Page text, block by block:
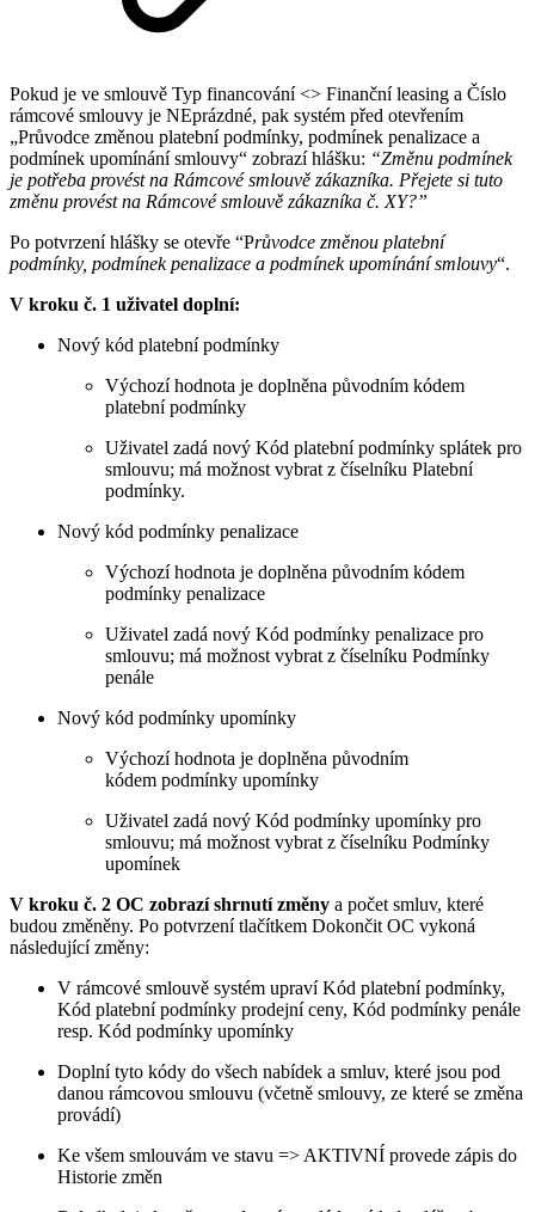
Pokud je ve smlouvě Typ financování <> Finanční leasing a Číslo
rámcové smlouvy je NEprázdné, pak systém před otevřením
„Průvodce změnou platební podmínky, podmínek penalizace a
podmínek upomínání smlouvy“ zobrazí hlášku: “Změnu podmínek
je potřeba provést na Rámcové smlouvě zákazníka. Přejete si tuto
změnu provést na Rámcové smlouvě zákazníka č. XY?”
Po potvrzení hlášky se otevře “Průvodce změnou platební
podmínky, podmínek penalizace a podmínek upomínání smlouvy“.
V kroku č. 1 uživatel doplní:
Nový kód platební podmínky
Výchozí hodnota je doplněna původním kódem
platební podmínky
Uživatel zadá nový Kód platební podmínky splátek pro
smlouvu; má možnost vybrat z číselníku Platební
podmínky.
Nový kód podmínky penalizace
Výchozí hodnota je doplněna původním kódem
podmínky penalizace
Uživatel zadá nový Kód podmínky penalizace pro
smlouvu; má možnost vybrat z číselníku Podmínky
penále
Nový kód podmínky upomínky
Výchozí hodnota je doplněna původním
kódem podmínky upomínky
Uživatel zadá nový Kód podmínky upomínky pro
smlouvu; má možnost vybrat z číselníku Podmínky
upomínek
V kroku č. 2 OC zobrazí shrnutí změny a počet smluv, které
budou změněny. Po potvrzení tlačítkem Dokončit OC vykoná
následující změny:
V rámcové smlouvě systém upraví Kód platební podmínky,
Kód platební podmínky prodejní ceny, Kód podmínky penále
resp. Kód podmínky upomínky
Doplní tyto kódy do všech nabídek a smluv, které jsou pod
danou rámcovou smlouvu (včetně smlouvy, ze které se změna
provádí)
Ke všem smlouvám ve stavu => AKTIVNÍ provede zápis do
Historie změn